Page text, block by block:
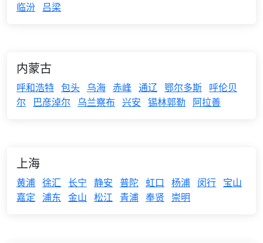
临汾 吕梁
内蒙古
呼和浩特 包头 乌海 赤峰 通辽 鄂尔多斯 呼伦贝
尔
巴彦淖尔 乌兰察布 兴安 锡林郭勒 阿拉善
上海
黄浦 徐汇 长宁 静安 普陀 虹口 杨浦 闵行 宝山
嘉定 浦东 金山 松江 青浦 奉贤 崇明